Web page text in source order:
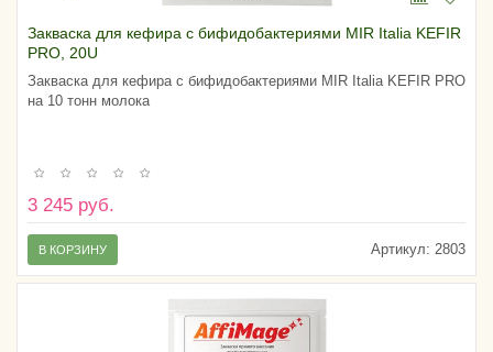
Закваска для кефира с бифидобактериями MIR Italia KEFIR
PRO, 20U
Закваска для кефира с бифидобактериями MIR Italia KEFIR PRO
на 10 тонн молока
3 245 руб.
Артикул: 2803
В КОРЗИНУ